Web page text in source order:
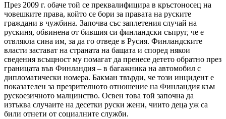
През 2009 г. обаче той се преквалифицира в кръстоносец на
човешките права, който се бори за правата на руските
граждани в чужбина. Започва със заплетения случай на
рускиня, обвинена от бившия си финландски съпруг, че е
отвлякла сина им, за да го отведе в Русия. Финландските
власти застават на страната на бащата и според някои
сведения всъщност му помагат да пренесе детето обратно през
границата във Финландия – в багажника на автомобил с
дипломатически номера. Бакман твърди, че този инцидент е
показателен за презрителното отношение на Финландия към
рускоезичното малцинство. Освен това той започна да
изтъква случаите на десетки руски жени, чиито деца уж са
били отнети от социалните служби.